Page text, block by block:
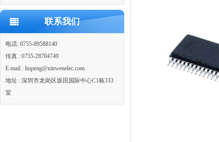
联系我们
电话: 0755-89588140
传真 : 0755-28704749
E-mail : liupeng@xinwenelec.com
地址 : 深圳市龙岗区坂田国际中心C1栋333
室